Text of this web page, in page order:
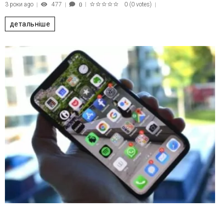
3 роки ago
477 0 0 (0 votes)
детальніше